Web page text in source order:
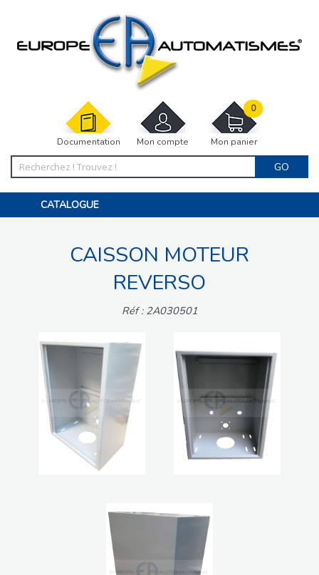
Documentation Mon compte Mon panier
0
GO
CATALOGUE
MOTORISATIONS
ACCESSOIRES ET ELECTRONIQUES
INTERPHONES VISIOPHONES
CAISSON MOTEUR
REVERSO
Réf : 2A030501